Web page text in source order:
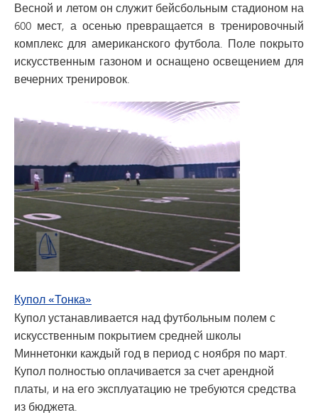
Весной и летом он служит бейсбольным стадионом на
600 мест, а осенью превращается в тренировочный
комплекс для американского футбола. Поле покрыто
искусственным газоном и оснащено освещением для
вечерних тренировок.
Купол «Тонка»
Купол устанавливается над футбольным полем с
искусственным покрытием средней школы
Миннетонки каждый год в период с ноября по март.
Купол полностью оплачивается за счет арендной
платы, и на его эксплуатацию не требуются средства
из бюджета.